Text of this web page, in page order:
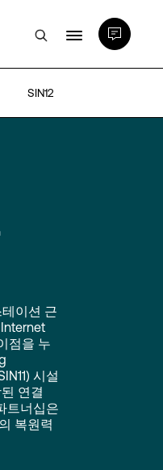
SIN12
이션 근
점을 누
시설
연결
트너십은
복원력